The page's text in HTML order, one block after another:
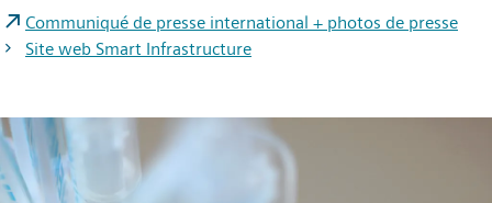
Communiqué de presse international + photos de presse
Site web Smart Infrastructure